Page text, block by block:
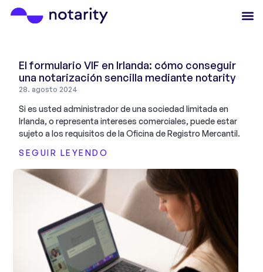
El formulario VIF en Irlanda: cómo conseguir
una notarización sencilla mediante notarity
28. agosto 2024
Si es usted administrador de una sociedad limitada en
Irlanda, o representa intereses comerciales, puede estar
sujeto a los requisitos de la Oficina de Registro Mercantil.
SEGUIR LEYENDO